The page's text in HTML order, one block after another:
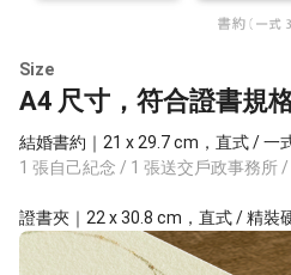
Size
A4 尺寸，符合證書規
結婚書約｜21 x 29.7 cm，直式 / 一
1 張自己紀念 / 1 張送交戶政事務所 /
證書夾｜22 x 30.8 cm，直式 / 精裝